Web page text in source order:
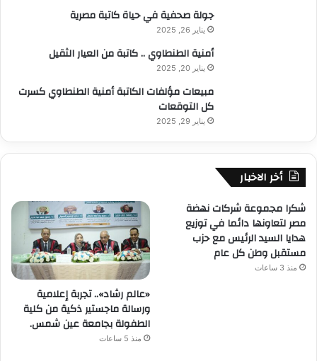
جولة صحفية في حياة كاتبة مصرية
يناير 26, 2025
أمنية الطنطاوي .. كاتبة من العيار الثقيل
يناير 20, 2025
مبيعات مؤلفات الكاتبة أمنية الطنطاوي كسرت
كل التوقعات
يناير 29, 2025
أخر الاخبار
شكرا مجموعة شركات نهضة
مصر لتعاونها دائما في توزيع
هدايا السيد الرئيس مع حزب
مستقبل وطن كل عام
منذ 3 ساعات
«عالم رشاد».. تجربة إعلامية
ورسالة ماجستير ذكية من كلية
الطفولة بجامعة عين شمس.
منذ 5 ساعات